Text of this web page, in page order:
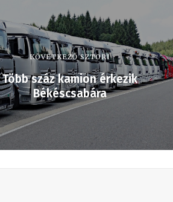
KÖVETKEZŐ SZTORI
Több száz kamion érkezik
Békéscsabára